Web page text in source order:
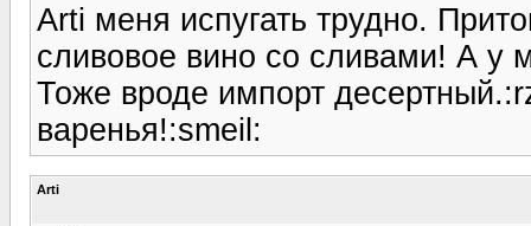
Arti меня испугать трудно.
сливовое вино со сливами! А у
Тоже вроде импорт
варенья!:smeil:
Arti